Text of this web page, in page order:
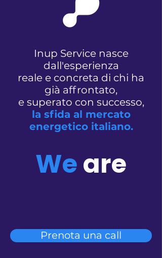
Inup Service nasce
dall'esperienza
reale e concreta di chi ha
già affrontato,
e superato con successo,
la sfida al mercato
energetico italiano.
Weare
Prenota una call